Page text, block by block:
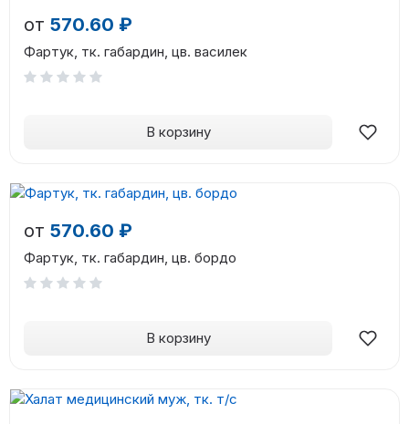
от 570.60 ₽
Фартук, тк. габардин, цв. василек
В корзину
от 570.60 ₽
Фартук, тк. габардин, цв. бордо
В корзину